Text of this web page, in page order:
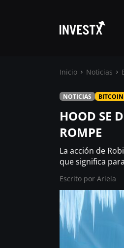
Noticias
Guías
Trading
¿ Dónde
Inicio Noticias
NOTICIAS BITCOIN
HOOD SE
ROMPE
La acción de
que significa
Escrito por Ariela